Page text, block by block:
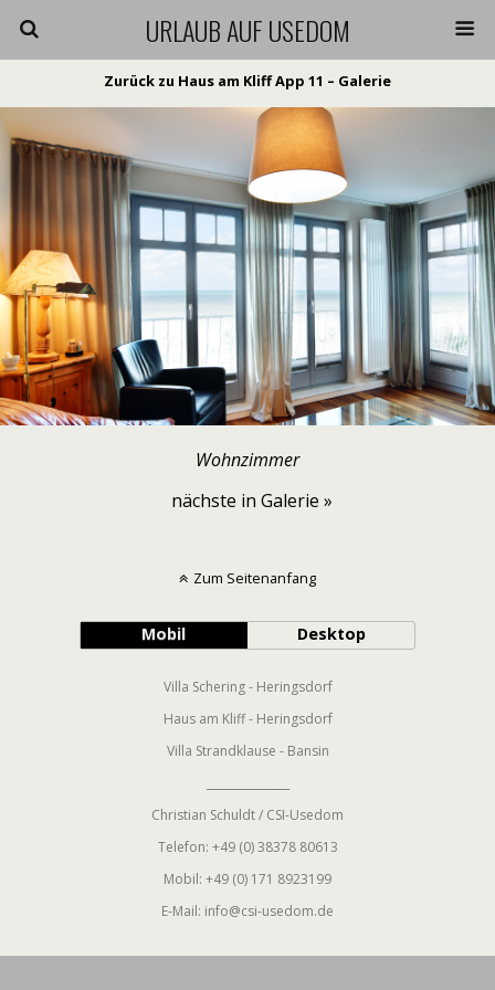
URLAUB AUF USEDOM
Zurück zu Haus am Kliff App 11 – Galerie
Wohnzimmer
nächste in Galerie »
Zum Seitenanfang
Mobil Desktop
Villa Schering - Heringsdorf
Haus am Kliff - Heringsdorf
Villa Strandklause - Bansin
Christian Schuldt / CSI-Usedom
Telefon: +49 (0) 38378 80613
Mobil: +49 (0) 171 8923199
E-Mail: info@csi-usedom.de